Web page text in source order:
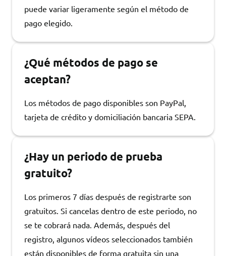
puede variar ligeramente según el método de
pago elegido.
¿Qué métodos de pago se
aceptan?
Los métodos de pago disponibles son PayPal,
tarjeta de crédito y domiciliación bancaria SEPA.
¿Hay un periodo de prueba
gratuito?
Los primeros 7 días después de registrarte son
gratuitos. Si cancelas dentro de este periodo, no
se te cobrará nada. Además, después del
registro, algunos vídeos seleccionados también
están disponibles de forma gratuita sin una